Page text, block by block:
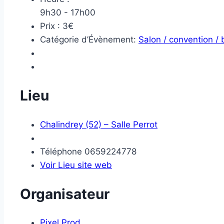
9h30 - 17h00
Prix : 3€
Catégorie d’Évènement: Salon / convention /
Lieu
Chalindrey (52) – Salle Perrot
Téléphone 0659224778
Voir Lieu site web
Organisateur